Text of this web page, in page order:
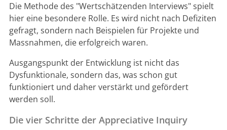
Die Methode des "Wertschätzenden Interviews" spielt
hier eine besondere Rolle. Es wird nicht nach Defiziten
gefragt, sondern nach Beispielen für Projekte und
Massnahmen, die erfolgreich waren.
Ausgangspunkt der Entwicklung ist nicht das
Dysfunktionale, sondern das, was schon gut
funktioniert und daher verstärkt und gefördert
werden soll.
Die vier Schritte der Appreciative Inquiry